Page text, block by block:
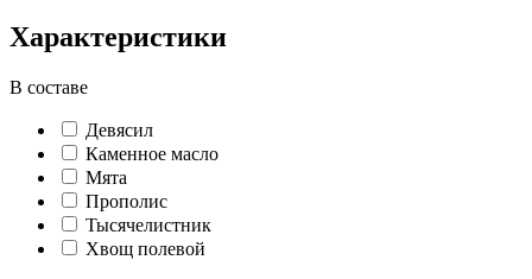
Характеристики
В составе
Девясил
Каменное масло
Мята
Прополис
Тысячелистник
Хвощ полевой